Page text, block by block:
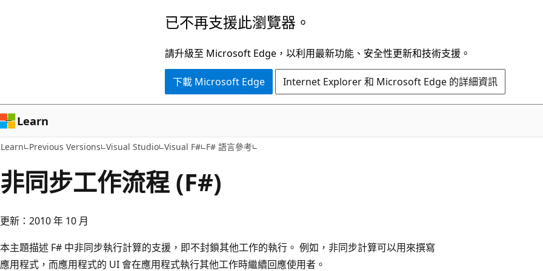
容
已不再支援此瀏覽器。
請升級至 Microsoft Edge，以利用最新功能、安全性更新和技術支援。
下載 Microsoft Edge Internet Explorer 和 Microsoft Edge 的詳細資訊
Learn
Learn Previous Versions Visual Studio Visual F# F# 語言參考
非同步工作流程 (F#)
更新：2010 年 10 月
本主題描述 F# 中非同步執行計算的支援，即不封鎖其他工作的執行。 例如，非同步計算可以用來撰寫
應用程式，而應用程式的 UI 會在應用程式執行其他工作時繼續回應使用者。